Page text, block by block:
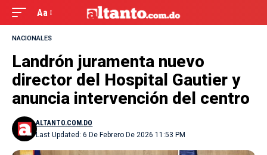
Aa
NACIONALES
Landrón juramenta nuevo
director del Hospital Gautier y
anuncia intervención del centro
Last Updated: 6 De Febrero De 2026 11:53 PM
ALTANTO.COM.DO